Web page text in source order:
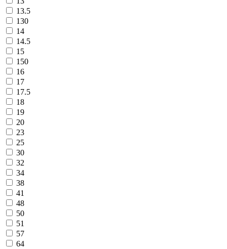
13.5
130
14
14.5
15
150
16
17
17.5
18
19
20
23
25
30
32
34
38
41
48
50
51
57
64